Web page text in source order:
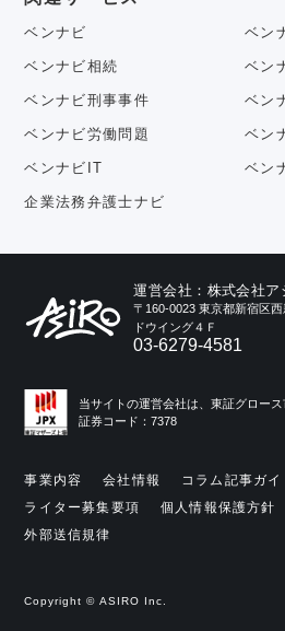
ベンナビ ベン
ベンナビ相続 ベン
ベンナビ刑事事件 ベン
ベンナビ労働問題 ベン
ベンナビIT ベン
企業法務弁護士ナビ
運営会社：株式会社ア
〒160-0023 東京都新宿区
ドウイング４Ｆ
03-6279-4581
当サイトの運営会社は、東証グロース
証券コード：7378
事業内容 会社情報
コラム記事ガイ
ライター募集要項
個人情報保護方針
外部送信規律
Copyright © ASIRO Inc.